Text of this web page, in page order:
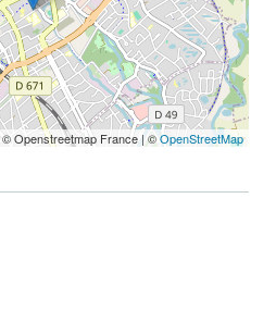
© Openstreetmap France | ©OpenStreetMap